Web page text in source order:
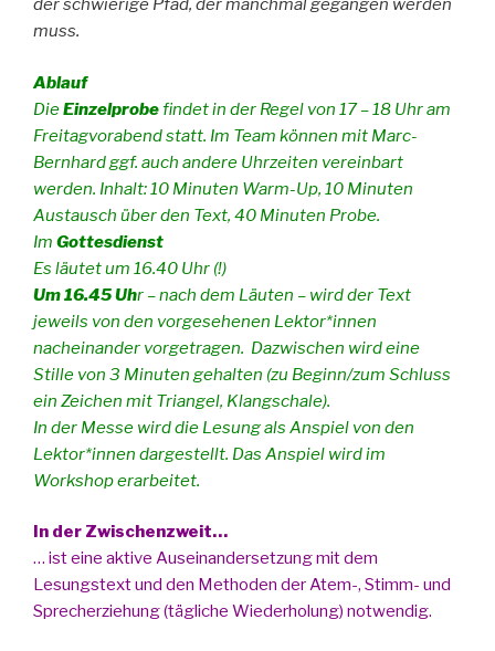
der schwierige Pfad, der manchmal gegangen werden
muss.
Ablauf
DieEinzelprobefindet in der Regel von 17 – 18 Uhr am
Freitagvorabend statt. Im Team können mit Marc-
Bernhard ggf. auch andere Uhrzeiten vereinbart
werden. Inhalt: 10 Minuten Warm-Up, 10 Minuten
Austausch über den Text, 40 Minuten Probe.
Im Gottesdienst
Es läutet um 16.40 Uhr (!)
Um 16.45 Uhr – nach dem Läuten – wird der Text
jeweils von den vorgesehenen Lektor*innen
nacheinander vorgetragen. Dazwischen wird eine
Stille von 3 Minuten gehalten (zu Beginn/zum Schluss
ein Zeichen mit Triangel, Klangschale).
In der Messe wird die Lesung als Anspiel von den
Lektor*innen dargestellt. Das Anspiel wird im
Workshop erarbeitet.
In der Zwischenzweit…
… ist eine aktive Auseinandersetzung mit dem
Lesungstext und den Methoden der Atem-, Stimm- und
Sprecherziehung (tägliche Wiederholung) notwendig.